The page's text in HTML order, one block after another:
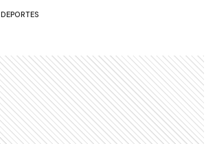
DEPORTES